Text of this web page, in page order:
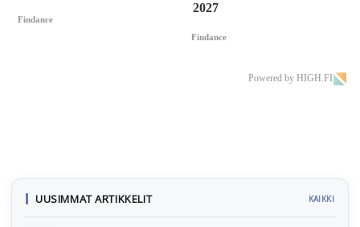
Findance
2027
Findance
Powered by HIGH.FI
UUSIMMAT ARTIKKELIT KAIKKI